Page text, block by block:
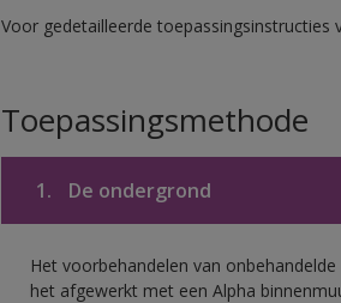
Voor gedetailleerde
Toepassingsmethode
1. De ondergrond
Het voorbehandelen van
het afgewerkt met een Alpha